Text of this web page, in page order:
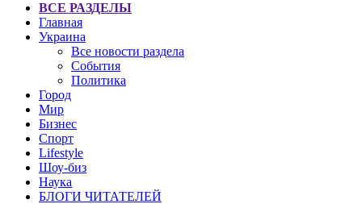
ВСЕ РАЗДЕЛЫ
Главная
Украина
Все новости раздела
События
Политика
Город
Мир
Бизнес
Спорт
Lifestyle
Шоу-биз
Наука
БЛОГИ ЧИТАТЕЛЕЙ